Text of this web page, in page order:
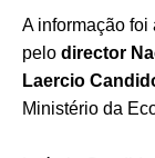
A informação foi
pelo director
Laercio
Ministério da